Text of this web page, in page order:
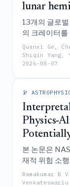
lunar
13개의 글로
의 크레이터
에서 발생하는
이는 대형 충
것이 아니라
구 간 차이를
Quanxi Ge,
Shiqin Yang,
2026-08-07
🔭
Physics-
본 논문은
재적 위험 소
된 모델 선택
증, 그리고 설
Ramakumar B